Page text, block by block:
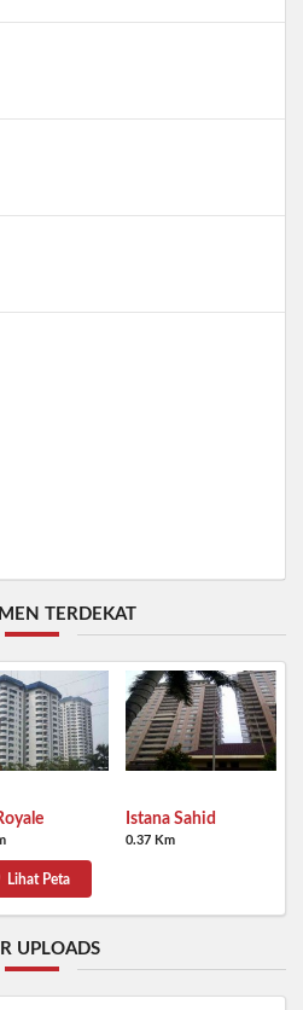
TERDEKAT
Istana Sahid
0.37 Km
Lihat Peta
UPLOADS